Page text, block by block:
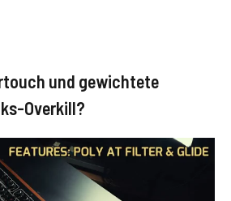
und gewichtete
Overkill?